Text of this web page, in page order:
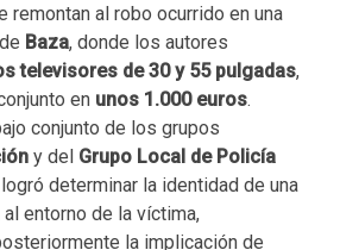
remontan al robo ocurrido en una
Baza, donde los autores
televisores de 30 y 55 pulgadas,
en unos 1.000 euros.
conjunto de los grupos
y del Grupo Local de Policía
determinar la identidad de una
entorno de la víctima,
la implicación de